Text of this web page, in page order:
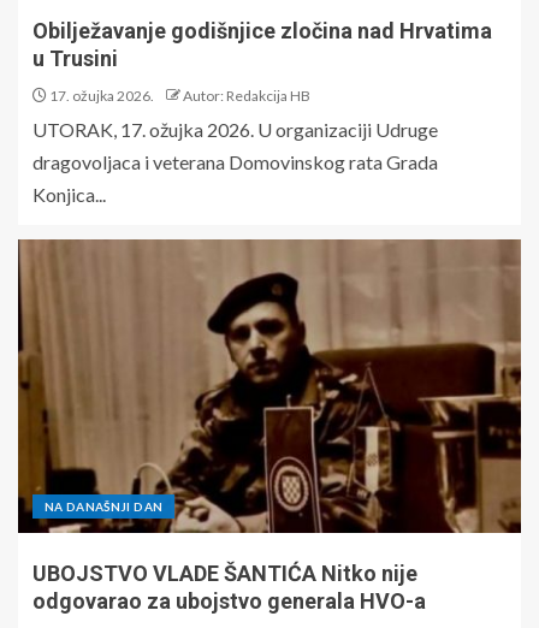
Obilježavanje godišnjice zločina nad Hrvatima
u Trusini
17. ožujka 2026. Autor: Redakcija HB
UTORAK, 17. ožujka 2026. U organizaciji Udruge
dragovoljaca i veterana Domovinskog rata Grada
Konjica...
NA DANAŠNJI DAN
UBOJSTVO VLADE ŠANTIĆA Nitko nije
odgovarao za ubojstvo generala HVO-a